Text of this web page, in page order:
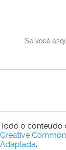
Se você
Todo o conteúdo
Creative
Adaptada.